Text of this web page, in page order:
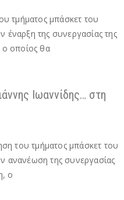
τμήματος μπάσκετ του
έναρξη της συνεργασίας της
ο οποίος θα
Ιωαννίδης… στη
του τμήματος μπάσκετ του
ανανέωση της συνεργασίας
ο